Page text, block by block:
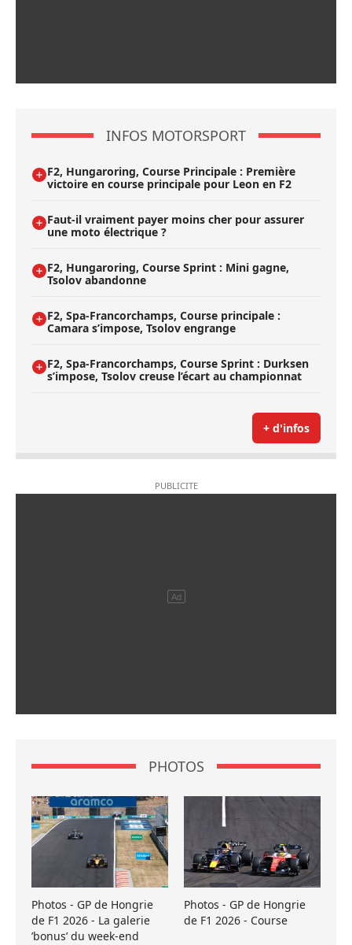
INFOS MOTORSPORT
F2, Hungaroring, Course Principale : Première
victoire en course principale pour Leon en F2
Faut-il vraiment payer moins cher pour assurer
une moto électrique ?
F2, Hungaroring, Course Sprint : Mini gagne,
Tsolov abandonne
F2, Spa-Francorchamps, Course principale :
Camara s’impose, Tsolov engrange
F2, Spa-Francorchamps, Course Sprint : Durksen
s’impose, Tsolov creuse l’écart au championnat
+ d'infos
PHOTOS
Photos - GP de Hongrie
de F1 2026 - La galerie
’bonus’ du week-end
Photos - GP de Hongrie
de F1 2026 - Course